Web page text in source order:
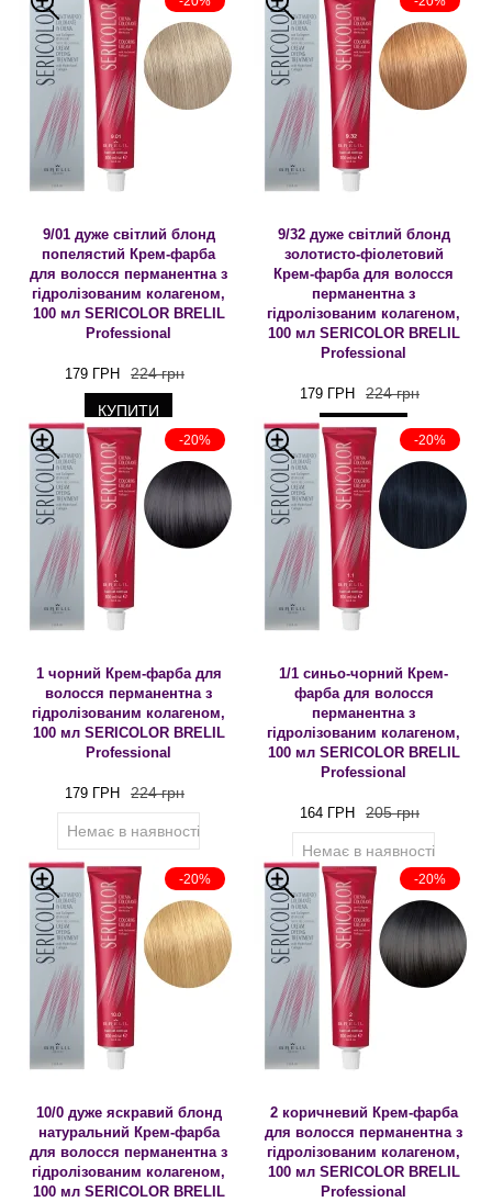
9/01 дуже світлий блонд
попелястий Крем-фарба
для волосся перманентна з
гідролізованим колагеном,
100 мл SERICOLOR BRELIL
Professional
179 ГРН 224 грн
КУПИТИ
9/32 дуже світлий блонд
золотисто-фіолетовий
Крем-фарба для волосся
перманентна з
гідролізованим колагеном,
100 мл SERICOLOR BRELIL
Professional
179 ГРН 224 грн
КУПИТИ
-20%
1 чорний Крем-фарба для
волосся перманентна з
гідролізованим колагеном,
100 мл SERICOLOR BRELIL
Professional
179 ГРН 224 грн
Немає в наявності
-20%
1/1 синьо-чорний Крем-
фарба для волосся
перманентна з
гідролізованим колагеном,
100 мл SERICOLOR BRELIL
Professional
164 ГРН 205 грн
Немає в наявності
-20%
10/0 дуже яскравий блонд
натуральний Крем-фарба
для волосся перманентна з
гідролізованим колагеном,
100 мл SERICOLOR BRELIL
-20%
2 коричневий Крем-фарба
для волосся перманентна з
гідролізованим колагеном,
100 мл SERICOLOR BRELIL
Professional